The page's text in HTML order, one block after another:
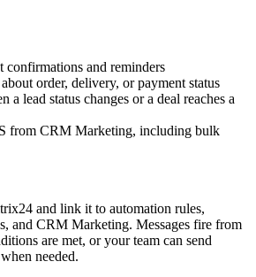
confirmations and reminders
order, delivery, or payment status
a lead status changes or a deal reaches a
from CRM Marketing, including bulk
and link it to automation rules,
and CRM Marketing. Messages fire from
are met, or your team can send
needed.